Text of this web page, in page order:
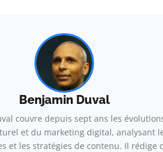
Benjamin Duval
couvre depuis sept ans les
et du marketing digital, analysant
et les stratégies de contenu. Il rédige